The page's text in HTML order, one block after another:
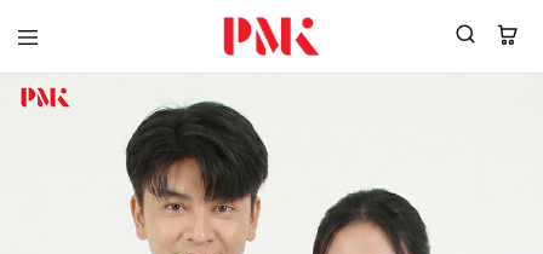
PMK
ผู้
ผลิต
สินค้า
สร้าง
แบรนด์
เสื้อ
โปโล
ผู้
เสื้อ
โปโล
ยูนิฟอร์ม
บริษัท
มาตรฐาน
ISO9001
และ